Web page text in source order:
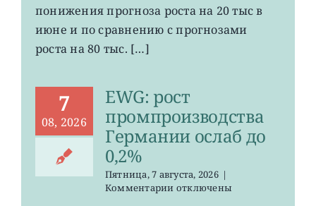
США
неожиданно
понижения прогноза роста на 20 тыс в
июне и по сравнению с прогнозами
роста на 80 тыс. […]
7
08, 2026
EWG: рост
промпроизводства
Германии ослаб до
0,2%
Пятница, 7 августа, 2026 |
Комментариикотключены